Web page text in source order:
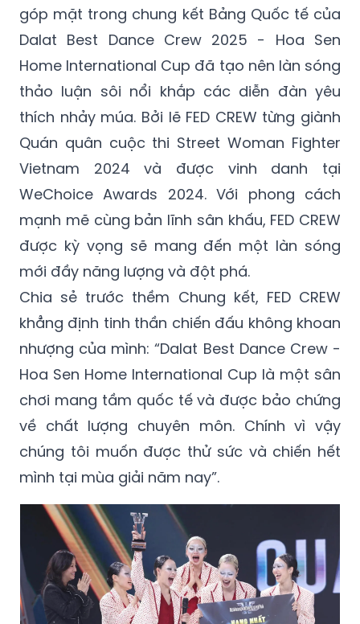
góp mặt trong chung kết Bảng Quốc tế của
Dalat Best Dance Crew 2025 - Hoa Sen
Home International Cup đã tạo nên làn sóng
thảo luận sôi nổi khắp các diễn đàn yêu
thích nhảy múa. Bởi lẽ FED CREW từng giành
Quán quân cuộc thi Street Woman Fighter
Vietnam 2024 và được vinh danh tại
WeChoice Awards 2024. Với phong cách
mạnh mẽ cùng bản lĩnh sân khấu, FED CREW
được kỳ vọng sẽ mang đến một làn sóng
mới đầy năng lượng và đột phá.
Chia sẻ trước thềm Chung kết, FED CREW
khẳng định tinh thần chiến đấu không khoan
nhượng của mình: “Dalat Best Dance Crew -
Hoa Sen Home International Cup là một sân
chơi mang tầm quốc tế và được bảo chứng
về chất lượng chuyên môn. Chính vì vậy
chúng tôi muốn được thử sức và chiến hết
mình tại mùa giải năm nay”.